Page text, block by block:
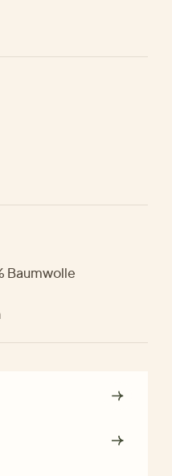
Baumwolle